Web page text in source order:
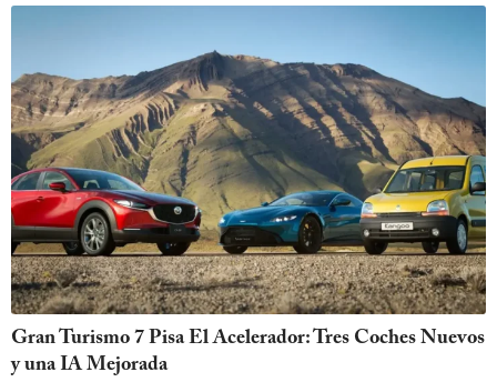
Gran Turismo 7 Pisa El Acelerador: Tres Coches Nuevos
y una IA Mejorada